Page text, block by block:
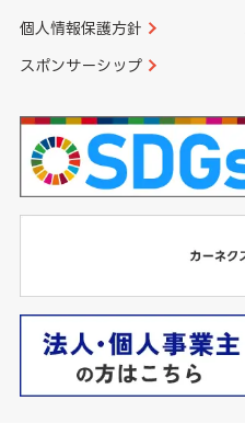
個人情報保護方針
スポンサーシップ